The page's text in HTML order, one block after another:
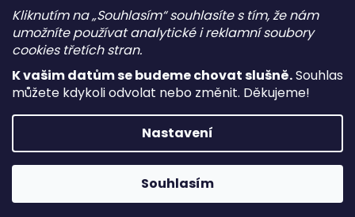
Kliknutím na „Souhlasím“ souhlasíte s tím, že nám
umožníte používat analytické i reklamní soubory
cookies třetích stran.
K vašim datům se budeme chovat slušně.Souhlas
můžete kdykoli odvolat nebo změnit. Děkujeme!
Nastavení
Souhlasím
Vytvořil Shoptet
Copyright 2026i-vape. Všechna práva vyhrazena.Upravit
nastavení cookies